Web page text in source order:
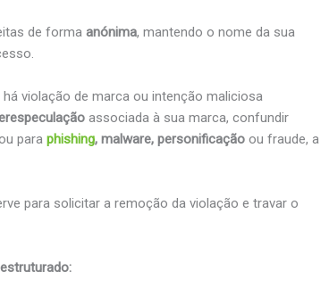
de formaanónima, mantendo o nome da sua
violação de marca ou intenção maliciosa
associada à sua marca, confundir
paraphishing, malware, personificação ou fraude, a
para solicitar a remoção da violação e travar o